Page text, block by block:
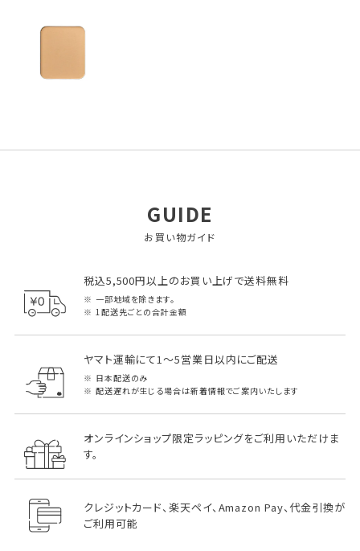
GUIDE
お買い物ガイド
税込5,500円以上のお買い上げで送料無料
一部地域を除きます。
1配送先ごとの合計金額
ヤマト運輸にて1～5営業日以内にご配送
日本配送のみ
配送遅れが生じる場合は新着情報でご案内いたします
オンラインショップ限定ラッピングをご利用いただけま
す。
クレジットカード、楽天ペイ、Amazon Pay、代金引換が
ご利用可能